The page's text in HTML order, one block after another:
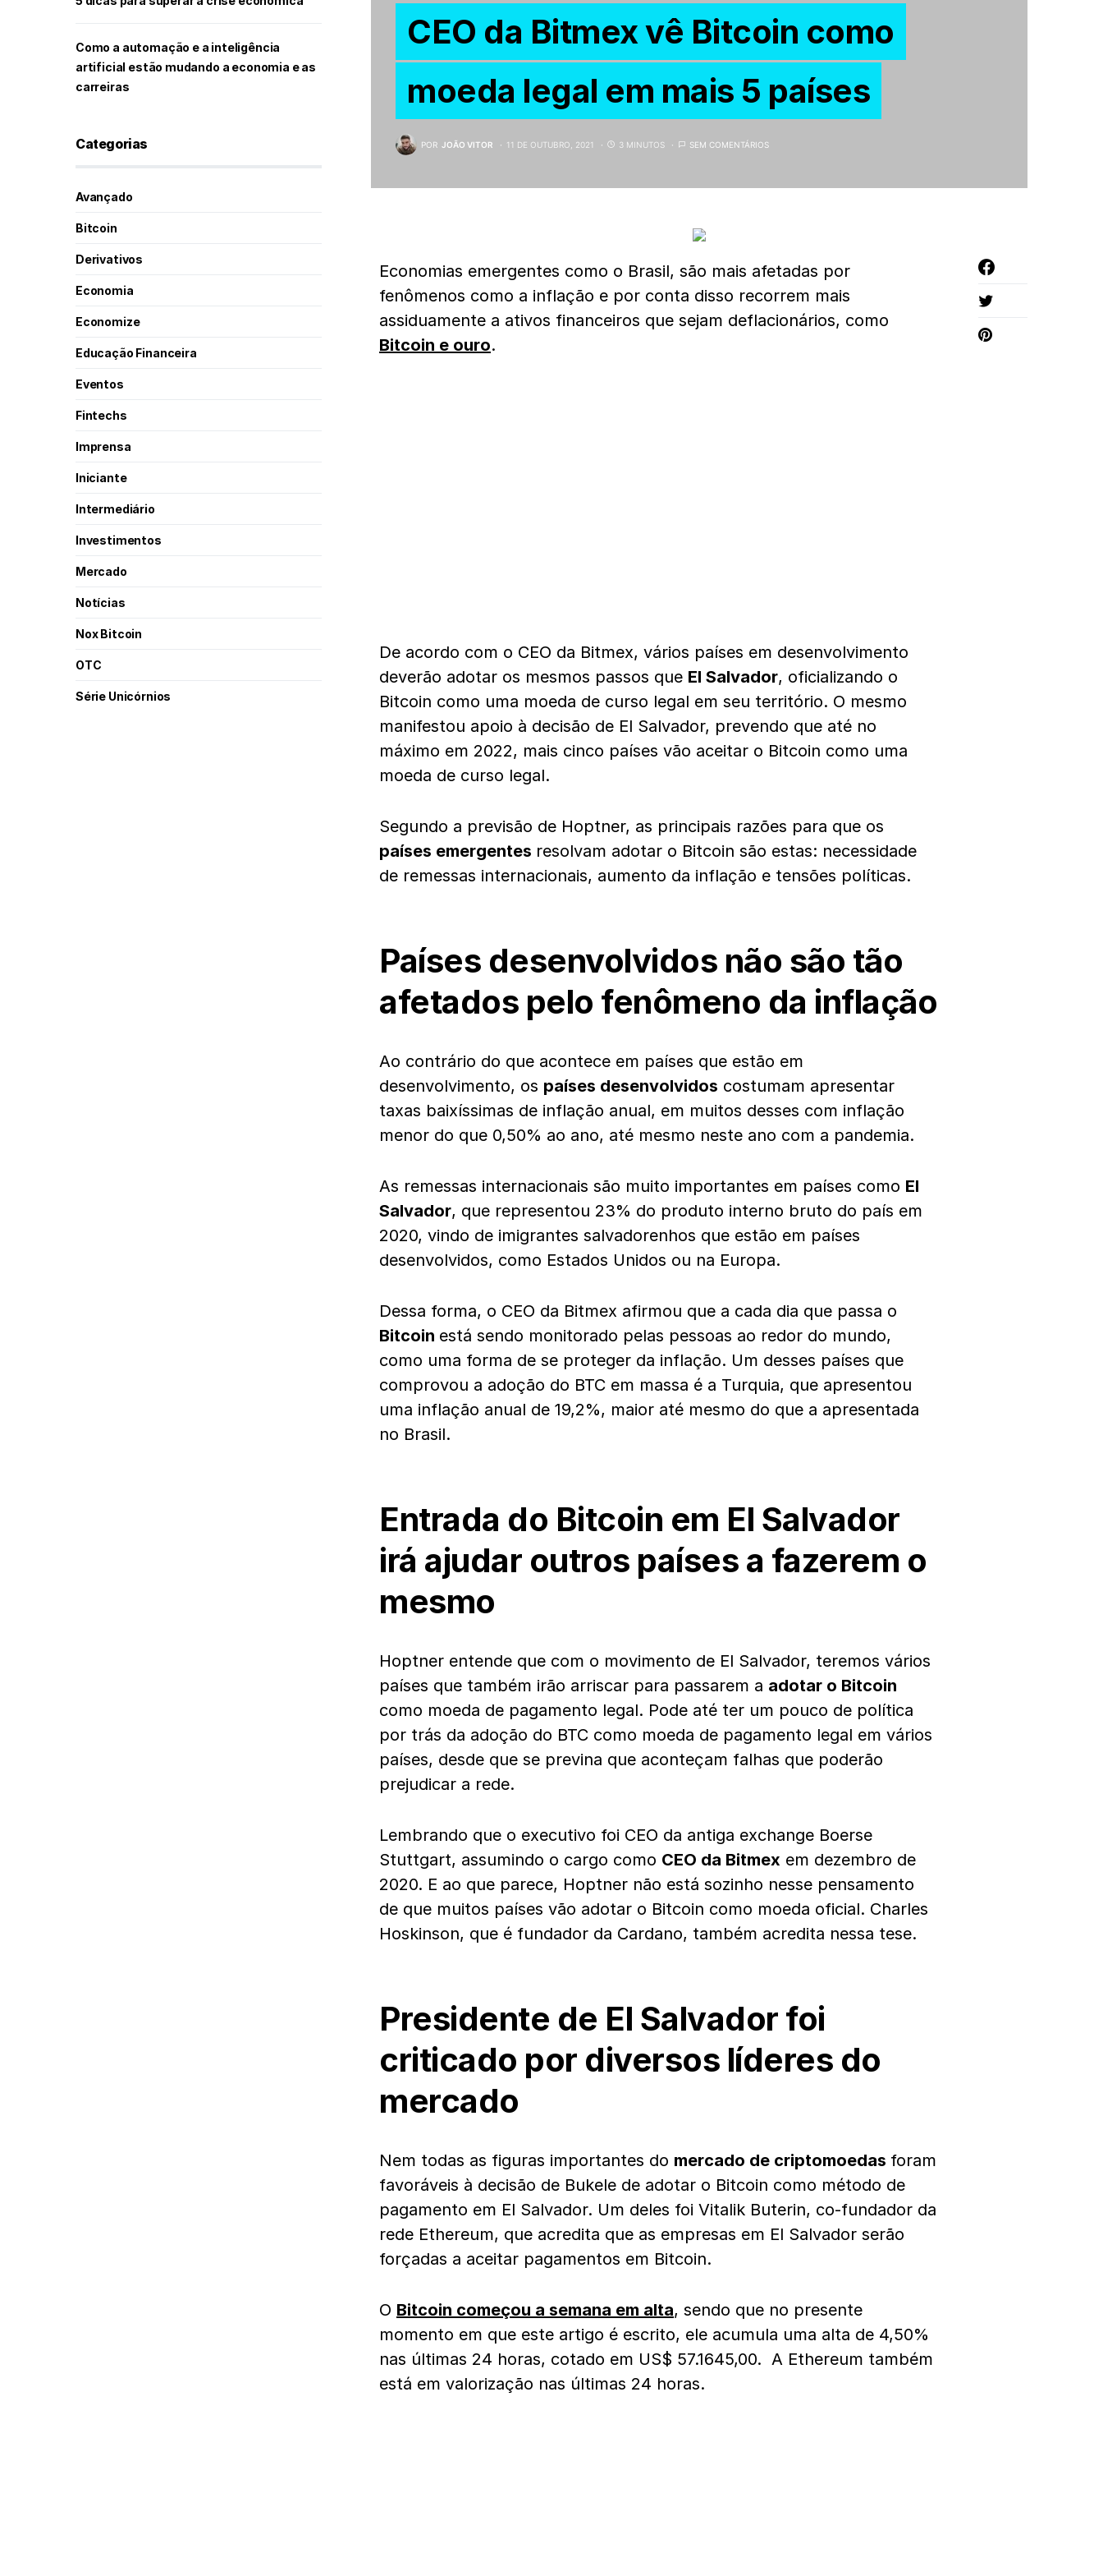
CEO da Bitmex vê Bitcoin como
moeda legal em mais 5 países
POR JOÃO VITOR 11 DE OUTUBRO, 2021 3 MINUTOS SEM COMENTÁRIOS
Economias emergentes como o Brasil, são mais afetadas por
fenômenos como a inflação e por conta disso recorrem mais
assiduamente a ativos financeiros que sejam deflacionários, como
Bitcoin e ouro.
De acordo com o CEO da Bitmex, vários países em desenvolvimento
deverão adotar os mesmos passos que El Salvador, oficializando o
Bitcoin como uma moeda de curso legal em seu território. O mesmo
manifestou apoio à decisão de El Salvador, prevendo que até no
máximo em 2022, mais cinco países vão aceitar o Bitcoin como uma
moeda de curso legal.
Segundo a previsão de Hoptner, as principais razões para que os
países emergentes resolvam adotar o Bitcoin são estas: necessidade
de remessas internacionais, aumento da inflação e tensões políticas.
Países desenvolvidos não são tão
afetados pelo fenômeno da inflação
Ao contrário do que acontece em países que estão em
desenvolvimento, os países desenvolvidos costumam apresentar
taxas baixíssimas de inflação anual, em muitos desses com inflação
menor do que 0,50% ao ano, até mesmo neste ano com a pandemia.
As remessas internacionais são muito importantes em países como El
Salvador, que representou 23% do produto interno bruto do país em
2020, vindo de imigrantes salvadorenhos que estão em países
desenvolvidos, como Estados Unidos ou na Europa.
Dessa forma, o CEO da Bitmex afirmou que a cada dia que passa o
Bitcoin está sendo monitorado pelas pessoas ao redor do mundo,
como uma forma de se proteger da inflação. Um desses países que
comprovou a adoção do BTC em massa é a Turquia, que apresentou
uma inflação anual de 19,2%, maior até mesmo do que a apresentada
no Brasil.
Entrada do Bitcoin em El Salvador
irá ajudar outros países a fazerem o
mesmo
Hoptner entende que com o movimento de El Salvador, teremos vários
países que também irão arriscar para passarem a adotar o Bitcoin
como moeda de pagamento legal. Pode até ter um pouco de política
por trás da adoção do BTC como moeda de pagamento legal em vários
países, desde que se previna que aconteçam falhas que poderão
prejudicar a rede.
Lembrando que o executivo foi CEO da antiga exchange Boerse
Stuttgart, assumindo o cargo como CEO da Bitmex em dezembro de
2020. E ao que parece, Hoptner não está sozinho nesse pensamento
de que muitos países vão adotar o Bitcoin como moeda oficial. Charles
Hoskinson, que é fundador da Cardano, também acredita nessa tese.
Presidente de El Salvador foi
criticado por diversos líderes do
mercado
Nem todas as figuras importantes do mercado de criptomoedas foram
favoráveis à decisão de Bukele de adotar o Bitcoin como método de
pagamento em El Salvador. Um deles foi Vitalik Buterin, co-fundador da
rede Ethereum, que acredita que as empresas em El Salvador serão
forçadas a aceitar pagamentos em Bitcoin.
O Bitcoin começou a semana em alta, sendo que no presente
momento em que este artigo é escrito, ele acumula uma alta de 4,50%
nas últimas 24 horas, cotado em US$ 57.1645,00. A Ethereum também
está em valorização nas últimas 24 horas.
Como a automação e a inteligência
artificial estão mudando a economia e as
carreiras
Categorias
Avançado
Bitcoin
Derivativos
Economia
Economize
Educação Financeira
Eventos
Fintechs
Imprensa
Iniciante
Intermediário
Investimentos
Mercado
Notícias
Nox Bitcoin
OTC
Série Unicórnios